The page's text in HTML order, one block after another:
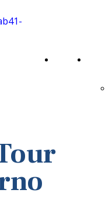
Home